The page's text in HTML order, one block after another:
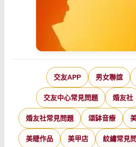
交友APP 男女聯誼
交友中心常見問題 婚友社
婚友社常見問題 頌缽音療
美睫作品 美甲店 紋繡常見